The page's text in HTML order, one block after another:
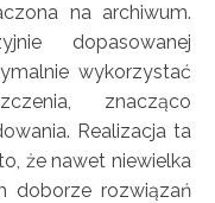
na archiwum.
dopasowanej
wykorzystać
znacząco
Realizacja ta
że nawet niewielka
doborze rozwiązań